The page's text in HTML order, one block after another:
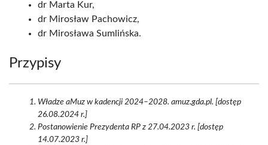
dr Marta Kur,
dr Mirosław Pachowicz,
dr Mirosława Sumlińska.
Przypisy
Władze aMuz w kadencji 2024–2028. amuz.gda.pl. [dostęp
26.08.2024 r.]
Postanowienie Prezydenta RP z 27.04.2023 r. [dostęp
14.07.2023 r.]